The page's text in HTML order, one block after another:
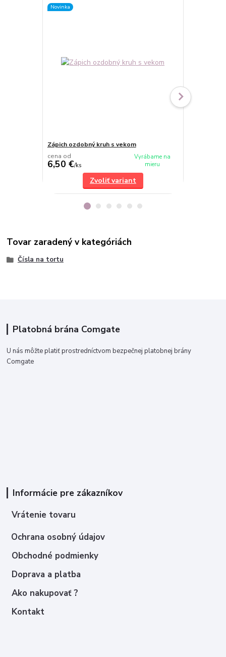
Novinka
Zápich ozdobný kruh s vekom
cena od
6,50 €/ks
Vyrábame na
mieru
Zvoliť variant
Tovar zaradený v kategóriách
Čísla na tortu
Platobná brána Comgate
U nás môžte platiť prostredníctvom bezpečnej platobnej brány
Comgate
Informácie pre zákazníkov
Vrátenie tovaru
Ochrana osobný údajov
Obchodné podmienky
Doprava a platba
Ako nakupovať ?
Kontakt